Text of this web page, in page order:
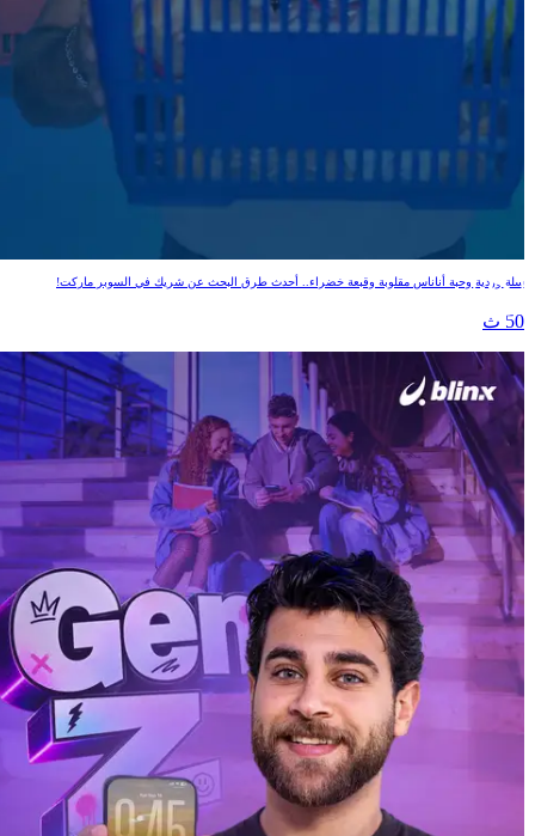
سلة التسوق بتجيب عريس
سلة وردية وحبة أناناس مقلوبة وقبعة خضراء.. أحدث طرق البحث عن شريك في السوبر ماركت!
50 ث